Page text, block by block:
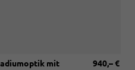
940,– €
mit